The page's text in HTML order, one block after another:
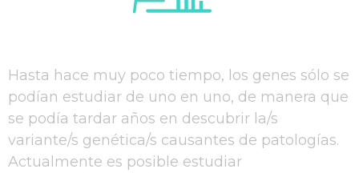
Hasta hace muy poco tiempo, los genes sólo se
podían estudiar de uno en uno, de manera que
se podía tardar años en descubrir la/s
variante/s genética/s causantes de patologías.
Actualmente es posible estudiar